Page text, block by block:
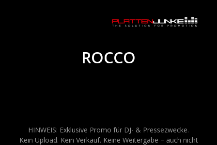
ROCCO
HINWEIS: Exklusive Promo für DJ- & Pressezwecke.
Kein Upload. Kein Verkauf. Keine Weitergabe – auch nicht